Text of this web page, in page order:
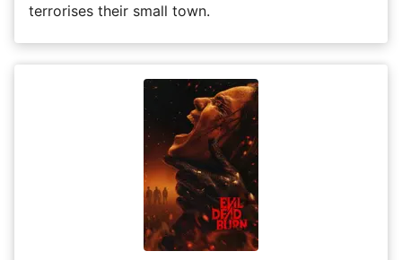
terrorises their small town.